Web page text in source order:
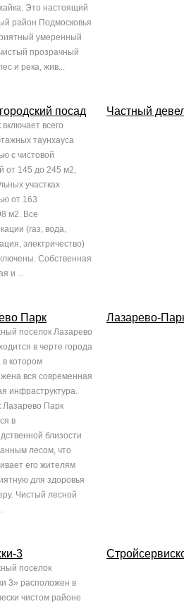
Это настоящий
район Подмосковья
умеренный
прозрачный
и река, жив...
посад
всего
таунхауса
с чистовой
от 145 до 245 м2,
участках
от 163
м2. Все
(газ, вода,
электричество)
Собственная
и ...
Частный
Парк
поселок Лазарево
в черте города
в котором
вся современная
инфраструктура.
Лазарево Парк
в
близости
лесом, что
его жителям
для здоровья
Чистый лесной
Лазарево-
3
поселок
3» расположен в
чистом районе